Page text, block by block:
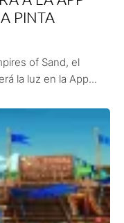
PINTA
of Sand, el
la luz en la App...